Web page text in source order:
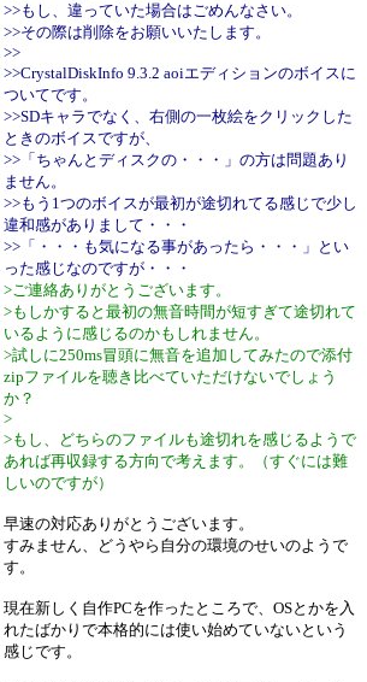
>>もし、違っていた場合はごめんなさい。
>>その際は削除をお願いいたします。
>>
>>CrystalDiskInfo 9.3.2 aoiエディションのボイスに
ついてです。
>>SDキャラでなく、右側の一枚絵をクリックした
ときのボイスですが、
>>「ちゃんとディスクの・・・」の方は問題あり
ません。
>>もう1つのボイスが最初が途切れてる感じで少し
違和感がありまして・・・
>>「・・・も気になる事があったら・・・」とい
った感じなのですが・・・
>ご連絡ありがとうございます。
>もしかすると最初の無音時間が短すぎて途切れて
いるように感じるのかもしれません。
>試しに250ms冒頭に無音を追加してみたので添付
zipファイルを聴き比べていただけないでしょう
か？
>
>もし、どちらのファイルも途切れを感じるようで
あれば再収録する方向で考えます。（すぐには難
しいのですが）
早速の対応ありがとうございます。
すみません、どうやら自分の環境のせいのようで
す。
現在新しく自作PCを作ったところで、OSとかを入
れたばかりで本格的には使い始めていないという
感じです。